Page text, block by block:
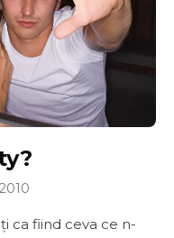
ca fiind ceva ce n-